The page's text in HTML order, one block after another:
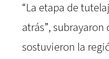
“La etapa de
atrás”,
sostuvieron la